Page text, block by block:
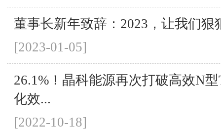
董事长新年致辞：2023，让我们狠
[2023-01-05]
26.1%！晶科能源再次打破高效N
化效...
[2022-10-18]